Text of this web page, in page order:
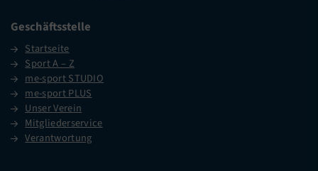
Geschäftsstelle
Startseite
Sport A – Z
me-sport STUDIO
me-sport PLUS
Unser Verein
Mitgliederservice
Verantwortung